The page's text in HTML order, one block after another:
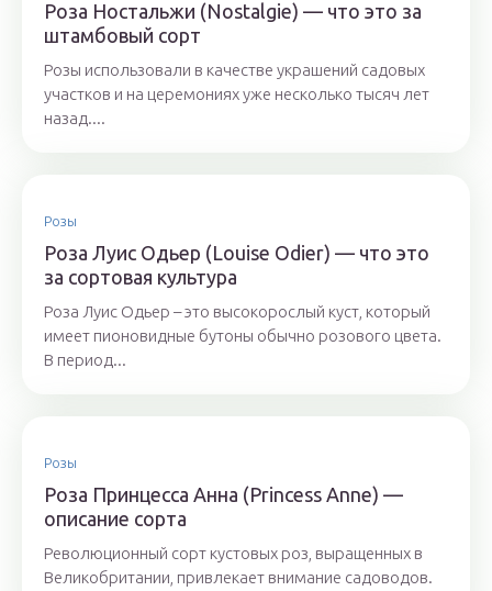
Роза Ностальжи (Nostalgie) — что это за
штамбовый сорт
Розы использовали в качестве украшений садовых
участков и на церемониях уже несколько тысяч лет
назад....
Розы
Роза Луис Одьер (Louise Odier) — что это
за сортовая культура
Роза Луис Одьер – это высокорослый куст, который
имеет пионовидные бутоны обычно розового цвета.
В период...
Розы
Роза Принцесса Анна (Princess Anne) —
описание сорта
Революционный сорт кустовых роз, выращенных в
Великобритании, привлекает внимание садоводов.